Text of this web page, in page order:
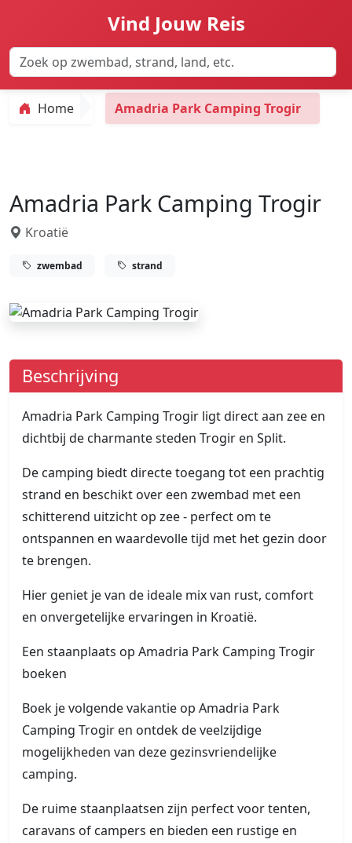
Vind Jouw Reis
Home Amadria Park Camping Trogir
Amadria Park Camping Trogir
Kroatië
zwembad strand
Beschrijving
Amadria Park Camping Trogir ligt direct aan zee en
dichtbij de charmante steden Trogir en Split.
De camping biedt directe toegang tot een prachtig
strand en beschikt over een zwembad met een
schitterend uitzicht op zee - perfect om te
ontspannen en waardevolle tijd met het gezin door
te brengen.
Hier geniet je van de ideale mix van rust, comfort
en onvergetelijke ervaringen in Kroatië.
Een staanplaats op Amadria Park Camping Trogir
boeken
Boek je volgende vakantie op Amadria Park
Camping Trogir en ontdek de veelzijdige
mogelijkheden van deze gezinsvriendelijke
camping.
De ruime staanplaatsen zijn perfect voor tenten,
caravans of campers en bieden een rustige en